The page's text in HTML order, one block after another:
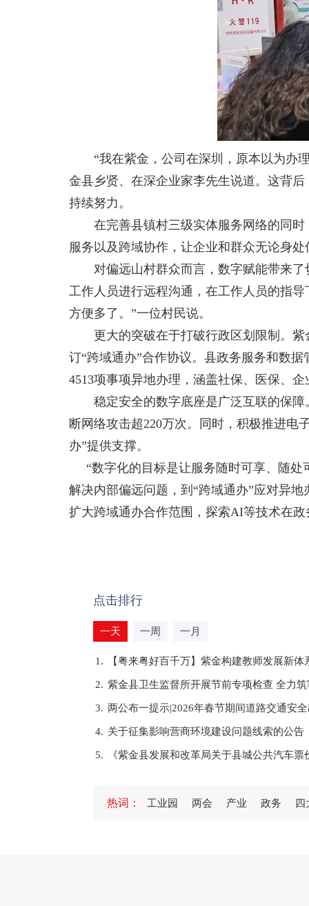
“我在紫金，公司在深圳，原本以为办理
金县乡贤、在深企业家李先生说道。这背
持续努力。
在完善县镇村三级实体服务网络的同
服务以及跨域协作，让企业和群众无论身
对偏远山村群众而言，数字赋能带来
工作人员进行远程沟通，在工作人员的指
方便多了。”一位村民说。
更大的突破在于打破行政区划限制。紫
订“跨域通办”合作协议。县政务服务和数
4513项事项异地办理，涵盖社保、医保、
稳定安全的数字底座是广泛互联的保障
断网络攻击超220万次。同时，积极推进电
办”提供支撑。
“数字化的目标是让服务随时可享、随
解决内部偏远问题，到“跨域通办”应对异
扩大跨域通办合作范围，探索AI等技术在
点击排行
一天 一周 一月
1. 【粤来粤好百千万】紫金构建教师发展新
2. 紫金县卫生监督所开展节前专项检查 全力
3. 两公布一提示|2026年春节期间道路交通安
4. 关于征集影响营商环境建设问题线索的公告
5. 《紫金县发展和改革局关于县城公共汽车
紫金：客货邮融合提效 双向畅通降本提速助
热词： 工业园 两会 产业 政务 四